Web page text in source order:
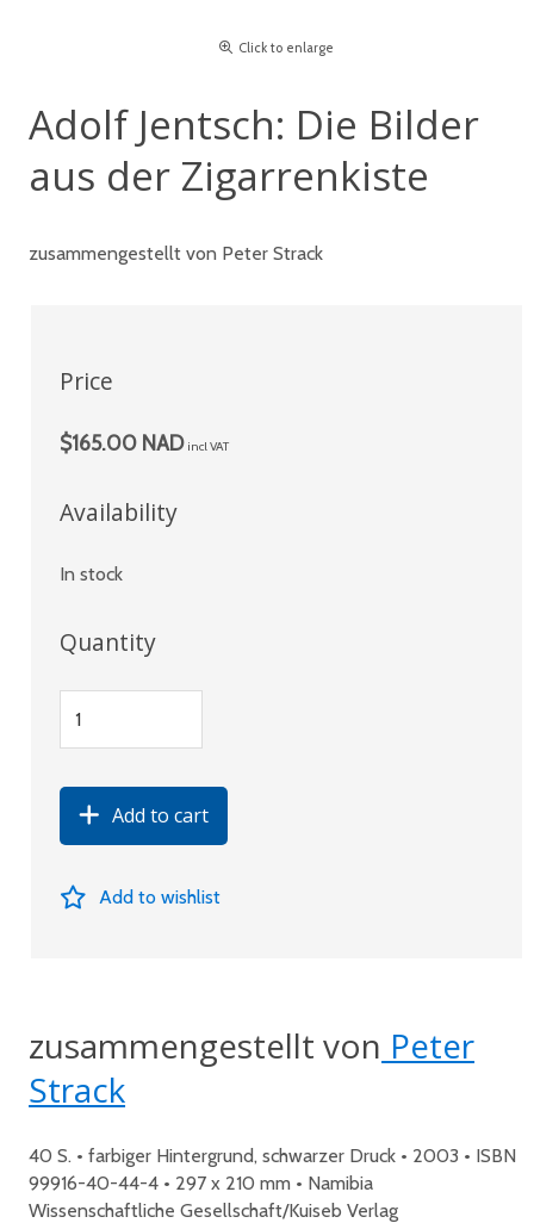
Click to enlarge
Adolf Jentsch: Die Bilder
aus der Zigarrenkiste
zusammengestellt von Peter Strack
Price
$165.00 NAD incl VAT
Availability
In stock
Quantity
Add to cart
Add to wishlist
zusammengestellt von Peter
Strack
40 S. • farbiger Hintergrund, schwarzer Druck • 2003 • ISBN
99916-40-44-4 • 297 x 210 mm • Namibia
Wissenschaftliche Gesellschaft/Kuiseb Verlag